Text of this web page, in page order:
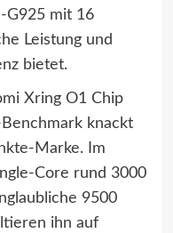
G925 mit 16
Leistung und
bietet.
Xring O1 Chip
knackt
Marke. Im
Core rund 3000
9500
ihn auf